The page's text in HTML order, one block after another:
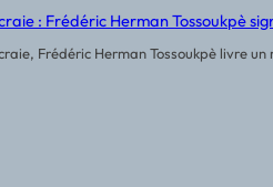
Frédéric Herman Tossoukpè livre